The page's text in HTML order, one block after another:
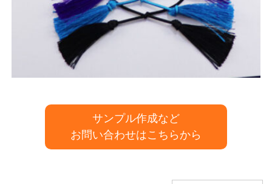
サンプル作成など
お問い合わせはこちらから